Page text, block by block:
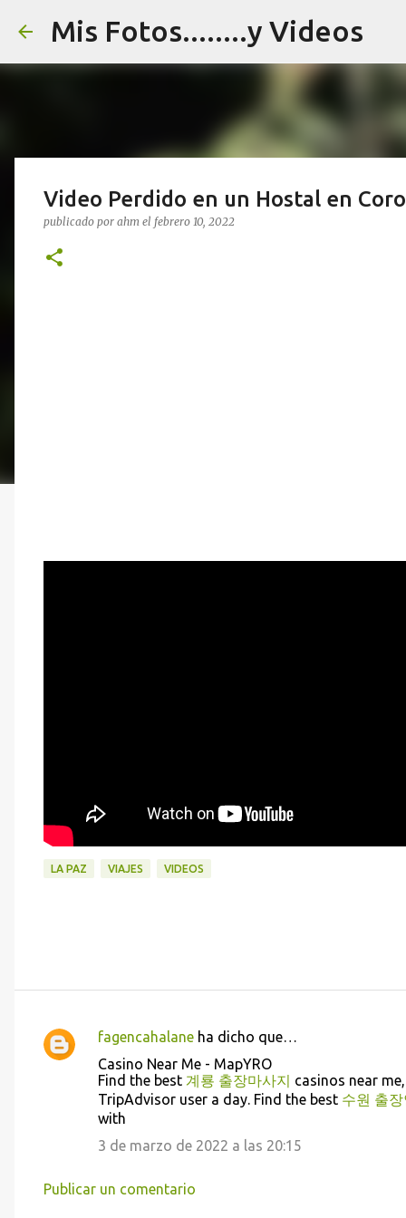
Mis Fotos........y Videos
Video Perdido en un Hostal en
publicado por ahm el febrero 10, 2022
LA PAZ VIAJES VIDEOS
C
fagencahalane ha dicho que…
Casino Near Me - MapYRO
Find the best 계룡 출장마사지 casinos near
TripAdvisor user a day. Find the best 수원 출
with
3 de marzo de 2022 a las 20:15
Publicar un comentario